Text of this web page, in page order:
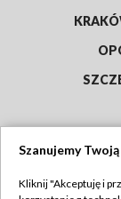
Szanujemy
Kliknij "Akceptuję i